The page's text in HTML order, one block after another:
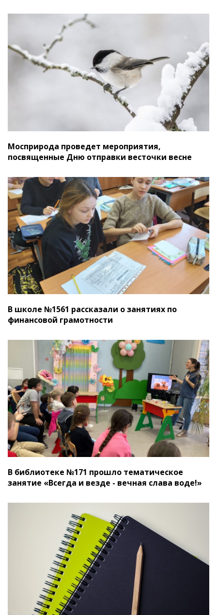
Мосприрода проведет мероприятия,
посвященные Дню отправки весточки весне
В школе №1561 рассказали о занятиях по
финансовой грамотности
В библиотеке №171 прошло тематическое
занятие «Всегда и везде - вечная слава воде!»